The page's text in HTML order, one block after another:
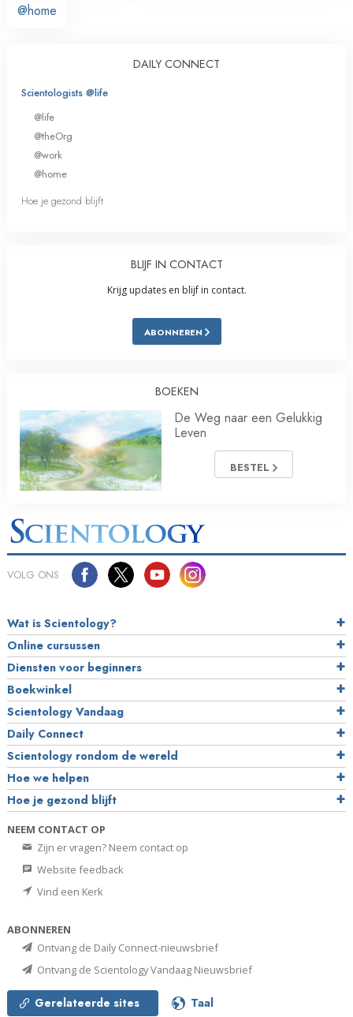
@home
DAILY CONNECT
Scientologists @life
@life
@theOrg
@work
@home
Hoe je gezond blijft
BLIJF IN CONTACT
Krijg updates en blijf in contact.
ABONNEREN
BOEKEN
De Weg naar een Gelukkig
Leven
BESTEL
VOLG ONS
Wat is Scientology?
Online cursussen
Diensten voor beginners
Boekwinkel
Scientology Vandaag
Daily Connect
Scientology rondom de wereld
Hoe we helpen
Hoe je gezond blijft
NEEM CONTACT OP
Zijn er vragen? Neem contact op
Website feedback
Vind een Kerk
ABONNEREN
Ontvang de Daily Connect-nieuwsbrief
Ontvang de Scientology Vandaag Nieuwsbrief
Gerelateerde sites Taal